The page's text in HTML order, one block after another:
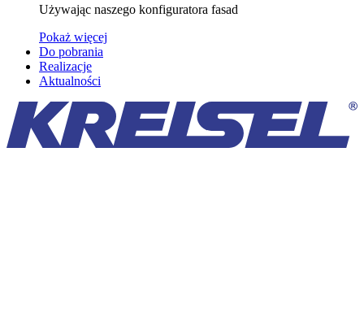
Używając naszego konfiguratora fasad
Pokaż więcej
Do pobrania
Realizacje
Aktualności